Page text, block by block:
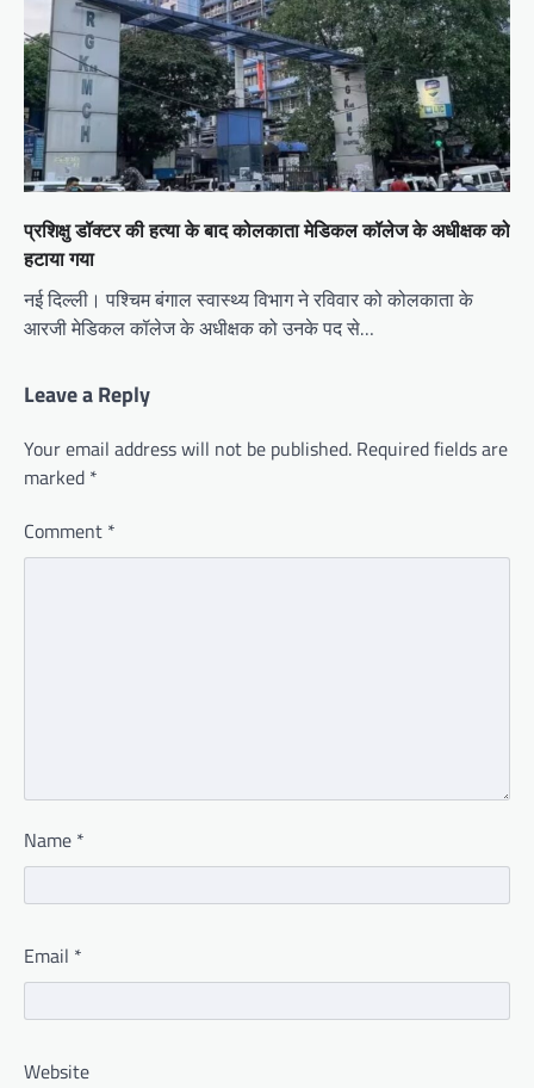
प्रशिक्षु डॉक्टर की हत्या के बाद कोलकाता मेडिकल कॉलेज के अधीक्षक को
हटाया गया
नई दिल्ली। पश्चिम बंगाल स्वास्थ्य विभाग ने रविवार को कोलकाता के
आरजी मेडिकल कॉलेज के अधीक्षक को उनके पद से…
Leave a Reply
Your email address will not be published. Required fields are
marked *
Comment *
Name *
Email *
Website